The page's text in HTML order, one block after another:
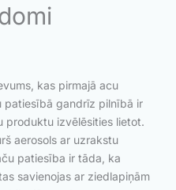
kas pirmajā acu
patiesībā gandrīz pilnībā ir
produktu izvēlēsities lietot.
aerosols ar uzrakstu
patiesība ir tāda, ka
savienojas ar ziedlapiņām